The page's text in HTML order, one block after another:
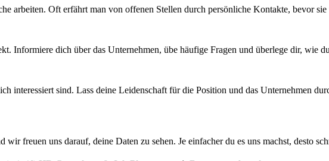
arbeiten. Oft erfährt man von offenen Stellen durch persönliche Kontakte, bevor sie
Informiere dich über das Unternehmen, übe häufige Fragen und überlege dir, wie
interessiert sind. Lass deine Leidenschaft für die Position und das Unternehmen
freuen uns darauf, deine Daten zu sehen. Je einfacher du es uns machst, desto